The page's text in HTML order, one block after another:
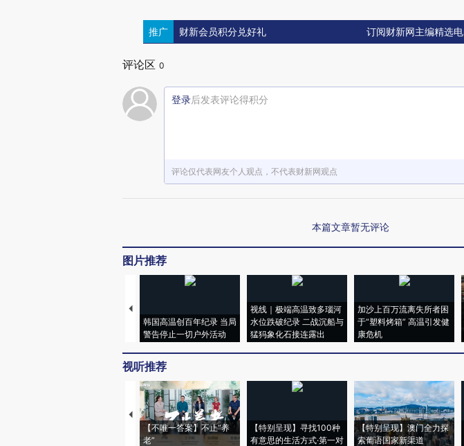
推广 财新会员积分兑好礼 订阅财新网主编精选
评论区 0
登录后发表评论得积分
评论仅代表网友个人观点，不代表财新网观点
本篇文章暂无评论
图片推荐
韩国高温创百年纪录 当局
警告停止一切户外活动
视线｜极端高温致多瑙河
水位跌破纪录 二战沉船与
猛犸象化石接连露出
加沙上百万流离失所者困
于“塑料烤箱” 高温引发健
康危机
视听推荐
【不唯一答案】不止“养
老”
【特别呈现】寻找100种
有意思的生活方式·第一对
【特别呈现】澳门全力探
索葡语国家新渠道